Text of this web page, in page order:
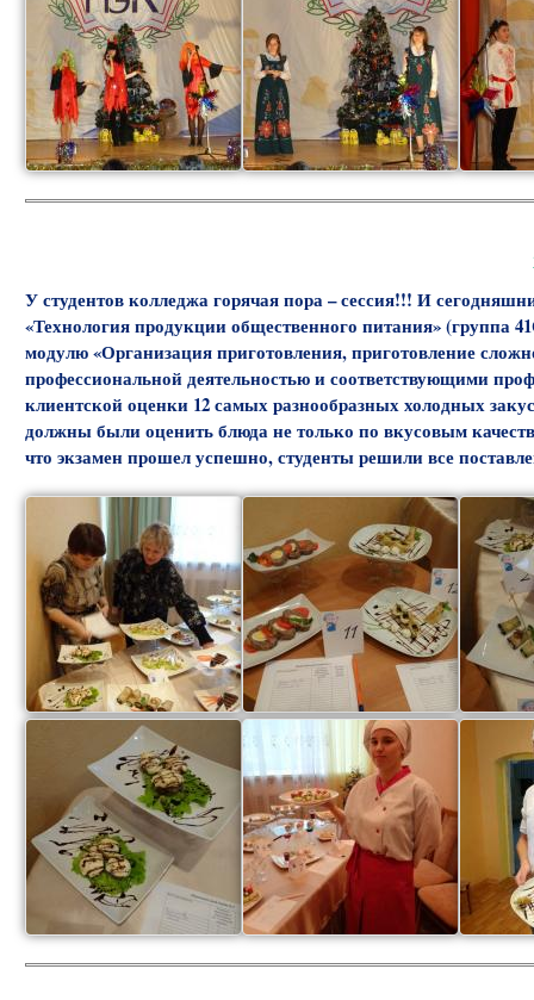
У студентов колледжа горячая пора – сессия!!! И
«Технология продукции общественного питания»
модулю «Организация приготовления, приготовление
профессиональной деятельностью и соответствующими
клиентской оценки 12 самых разнообразных холодных
должны были оценить блюда не только по вкусовым
что экзамен прошел успешно, студенты решили все